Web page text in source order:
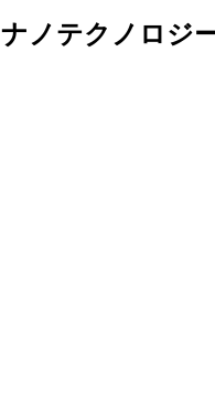
ナノテクノロジ